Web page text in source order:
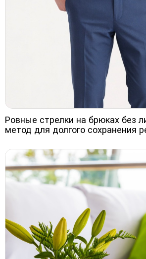
Ровные стрелки на брюках без
метод для долгого сохранения